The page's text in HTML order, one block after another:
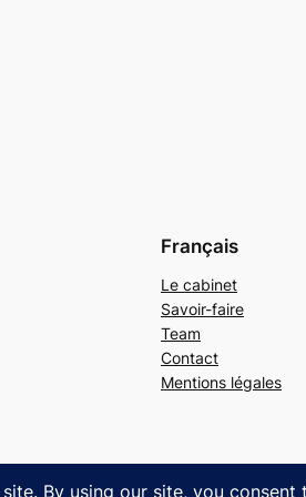
Français
Le cabinet
Savoir-faire
Team
Contact
Mentions légales